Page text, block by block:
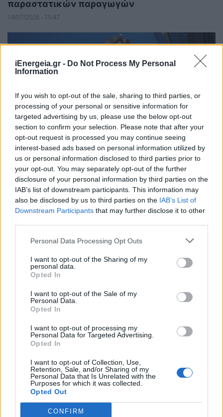
iEnergeia.gr - Do Not Process My Personal
Information
If you wish to opt-out of the sale, sharing to third parties, or
processing of your personal or sensitive information for
targeted advertising by us, please use the below opt-out
section to confirm your selection. Please note that after your
opt-out request is processed you may continue seeing
interest-based ads based on personal information utilized by
us or personal information disclosed to third parties prior to
your opt-out. You may separately opt-out of the further
disclosure of your personal information by third parties on the
IAB’s list of downstream participants. This information may
also be disclosed by us to third parties on the IAB’s List of
Downstream Participants that may further disclose it to other
Personal Data Processing Opt Outs
I want to opt-out of the Sharing of my
personal data.
Opted In
I want to opt-out of the Sale of my
Personal Data.
Opted In
I want to opt-out of processing my
Personal Data for Targeted Advertising.
Opted In
I want to opt-out of Collection, Use,
Retention, Sale, and/or Sharing of my
Personal Data that Is Unrelated with the
Purposes for which it was collected.
Opted Out
CONFIRM
παραστατικών παραγωγών
14/07/2026 - 15:47
ΑΝΑΝΕΩΣΙΜΕΣ ΠΗΓΕΣ ΕΝΕΡΓΕΙΑΣ
Μηνιαίο απολογιστικό δελτίο Ειδικού
Λογαριασμού ΑΠΕ, ΣΗΘΥΑ & Αποθήκευσης-
Απρίλιος 2026
13/07/2026 - 14:40
ΑΝΑΝΕΩΣΙΜΕΣ ΠΗΓΕΣ ΕΝΕΡΓΕΙΑΣ
Παρέμβαση ΕΣΠΕΝ προς τον ΔΑΠΕΕΠ για τις
εκκαθαρίσεις στα οικιακά φωτοβολταϊκά